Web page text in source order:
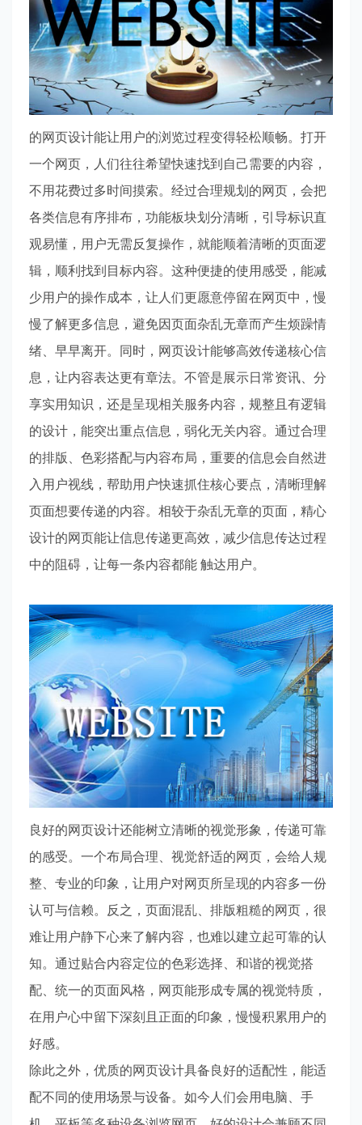
的网页设计能让用户的浏览过程变得轻松顺畅。打开
一个网页，人们往往希望快速找到自己需要的内容，
不用花费过多时间摸索。经过合理规划的网页，会把
各类信息有序排布，功能板块划分清晰，引导标识直
观易懂，用户无需反复操作，就能顺着清晰的页面逻
辑，顺利找到目标内容。这种便捷的使用感受，能减
少用户的操作成本，让人们更愿意停留在网页中，慢
慢了解更多信息，避免因页面杂乱无章而产生烦躁情
绪、早早离开。同时，网页设计能够高效传递核心信
息，让内容表达更有章法。不管是展示日常资讯、分
享实用知识，还是呈现相关服务内容，规整且有逻辑
的设计，能突出重点信息，弱化无关内容。通过合理
的排版、色彩搭配与内容布局，重要的信息会自然进
入用户视线，帮助用户快速抓住核心要点，清晰理解
页面想要传递的内容。相较于杂乱无章的页面，精心
设计的网页能让信息传递更高效，减少信息传达过程
中的阻碍，让每一条内容都能 触达用户。
良好的网页设计还能树立清晰的视觉形象，传递可靠
的感受。一个布局合理、视觉舒适的网页，会给人规
整、专业的印象，让用户对网页所呈现的内容多一份
认可与信赖。反之，页面混乱、排版粗糙的网页，很
难让用户静下心来了解内容，也难以建立起可靠的认
知。通过贴合内容定位的色彩选择、和谐的视觉搭
配、统一的页面风格，网页能形成专属的视觉特质，
在用户心中留下深刻且正面的印象，慢慢积累用户的
好感。
除此之外，优质的网页设计具备良好的适配性，能适
配不同的使用场景与设备。如今人们会用电脑、手